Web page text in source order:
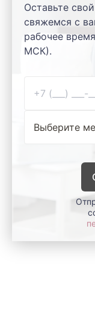
Оставьте
свяжемся с
рабочее
МСК).